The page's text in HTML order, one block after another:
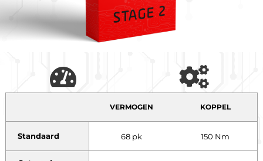
VERMOGEN KOPPEL
Standaard 68 pk 150 Nm